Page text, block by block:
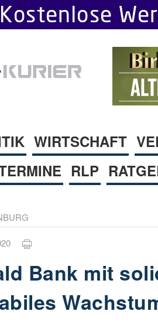
WIRTSCHAFT
RLP
Bank mit